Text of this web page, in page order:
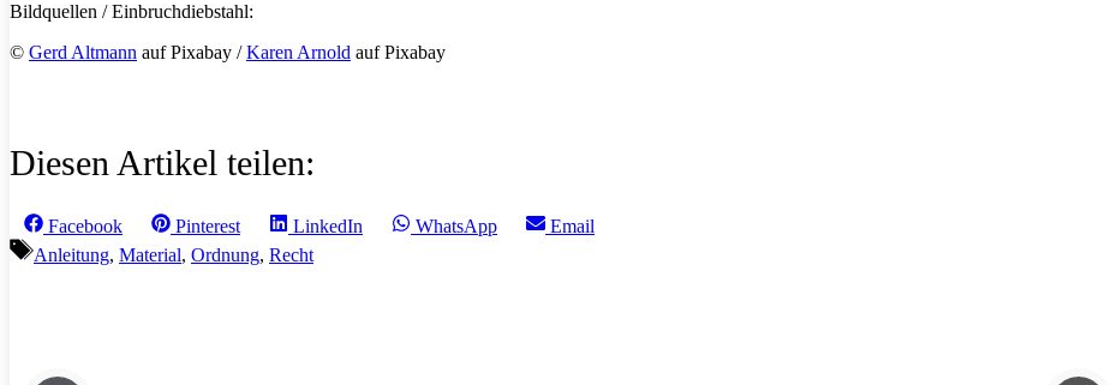
Bildquellen / Einbruchdiebstahl:
© Gerd Altmann auf Pixabay /Karen Arnold auf Pixabay
Diesen Artikel teilen:
Share
on
Facebook
Share
on
Pinterest
Share
on
LinkedIn
Share
WhatsApp
Share
Email
Schlagwörter
Anleitung, Material, Ordnung, Recht